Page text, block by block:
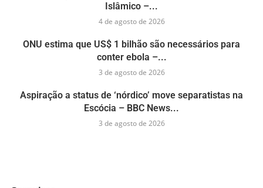
Islâmico –...
4 de agosto de 2026
ONU estima que US$ 1 bilhão são necessários para
conter ebola –...
3 de agosto de 2026
Aspiração a status de ‘nórdico’ move separatistas na
Escócia – BBC News...
3 de agosto de 2026